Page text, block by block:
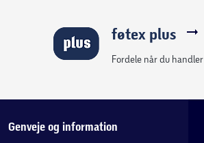
føtex plus
Fordele når du handler
Genveje og information